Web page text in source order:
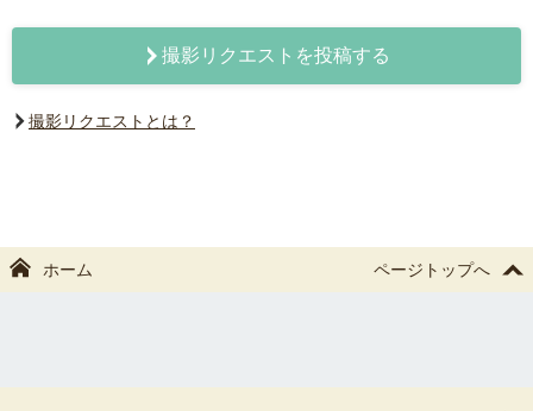
撮影リクエストを投稿する
撮影リクエストとは？
ホーム ページトップへ